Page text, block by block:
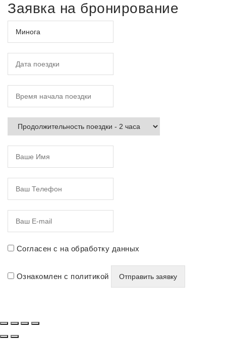
Заявка на бронирование
Согласен с на обработку данных
Ознакомлен с политикой